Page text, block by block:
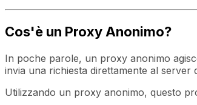
Cos'è un Proxy Anonimo?
In poche parole, un proxy anonimo
invia una richiesta direttamente al server
Utilizzando un proxy anonimo, questo